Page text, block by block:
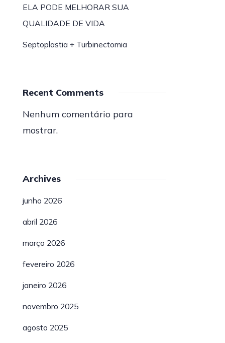
ELA PODE MELHORAR SUA
QUALIDADE DE VIDA
Septoplastia + Turbinectomia
Recent Comments
Nenhum comentário para
mostrar.
Archives
junho 2026
abril 2026
março 2026
fevereiro 2026
janeiro 2026
novembro 2025
agosto 2025